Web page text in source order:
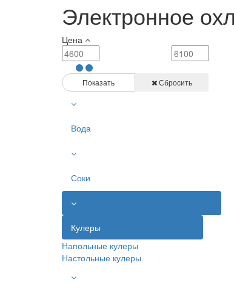
Электронное
Цена
Показать Сбросить
Вода
Соки
Кулеры
Напольные кулеры
Настольные кулеры